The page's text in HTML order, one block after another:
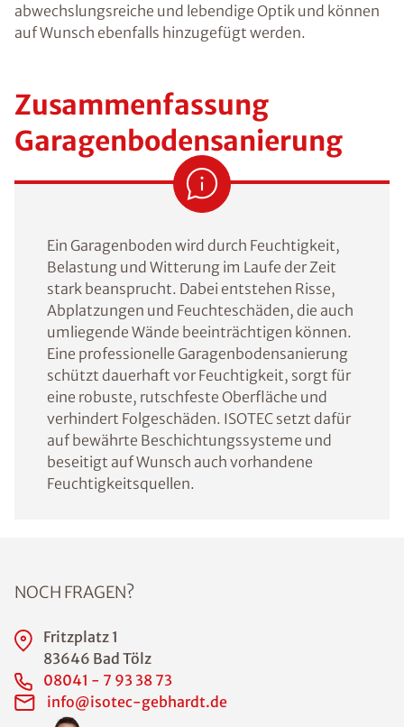
abwechslungsreiche und lebendige Optik und können
auf Wunsch ebenfalls hinzugefügt werden.
Zusammenfassung
Garagenbodensanierung
Ein Garagenboden wird durch Feuchtigkeit,
Belastung und Witterung im Laufe der Zeit
stark beansprucht. Dabei entstehen Risse,
Abplatzungen und Feuchteschäden, die auch
umliegende Wände beeinträchtigen können.
Eine professionelle Garagenbodensanierung
schützt dauerhaft vor Feuchtigkeit, sorgt für
eine robuste, rutschfeste Oberfläche und
verhindert Folgeschäden. ISOTEC setzt dafür
auf bewährte Beschichtungssysteme und
beseitigt auf Wunsch auch vorhandene
Feuchtigkeitsquellen.
NOCH FRAGEN?
Fritzplatz 1
83646 Bad Tölz
08041 - 7 93 38 73
info@isotec-gebhardt.de